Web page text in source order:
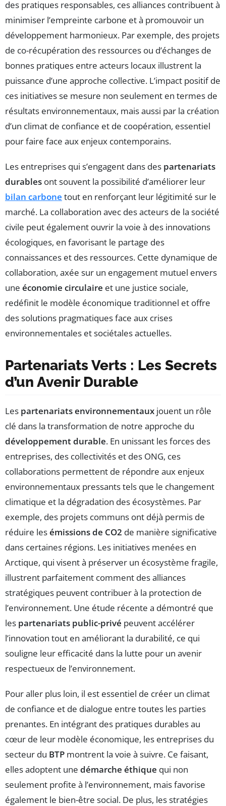
des pratiques responsables, ces alliances contribuent à
minimiser l’empreinte carbone et à promouvoir un
développement harmonieux. Par exemple, des projets
de co-récupération des ressources ou d’échanges de
bonnes pratiques entre acteurs locaux illustrent la
puissance d’une approche collective. L’impact positif de
ces initiatives se mesure non seulement en termes de
résultats environnementaux, mais aussi par la création
d’un climat de confiance et de coopération, essentiel
pour faire face aux enjeux contemporains.
Les entreprises qui s’engagent dans des partenariats
durables ont souvent la possibilité d’améliorer leur
bilan carbone tout en renforçant leur légitimité sur le
marché. La collaboration avec des acteurs de la société
civile peut également ouvrir la voie à des innovations
écologiques, en favorisant le partage des
connaissances et des ressources. Cette dynamique de
collaboration, axée sur un engagement mutuel envers
une économie circulaire et une justice sociale,
redéfinit le modèle économique traditionnel et offre
des solutions pragmatiques face aux crises
environnementales et sociétales actuelles.
Partenariats Verts : Les Secrets
d’un Avenir Durable
Les partenariats environnementaux jouent un rôle
clé dans la transformation de notre approche du
développement durable. En unissant les forces des
entreprises, des collectivités et des ONG, ces
collaborations permettent de répondre aux enjeux
environnementaux pressants tels que le changement
climatique et la dégradation des écosystèmes. Par
exemple, des projets communs ont déjà permis de
réduire lesémissions de CO2 de manière significative
dans certaines régions. Les initiatives menées en
Arctique, qui visent à préserver un écosystème fragile,
illustrent parfaitement comment des alliances
stratégiques peuvent contribuer à la protection de
l’environnement. Une étude récente a démontré que
les partenariats public-privé peuvent accélérer
l’innovation tout en améliorant la durabilité, ce qui
souligne leur efficacité dans la lutte pour un avenir
respectueux de l’environnement.
Pour aller plus loin, il est essentiel de créer un climat
de confiance et de dialogue entre toutes les parties
prenantes. En intégrant des pratiques durables au
cœur de leur modèle économique, les entreprises du
secteur du BTP montrent la voie à suivre. Ce faisant,
elles adoptent une démarche éthique qui non
seulement profite à l’environnement, mais favorise
également le bien-être social. De plus, les stratégies